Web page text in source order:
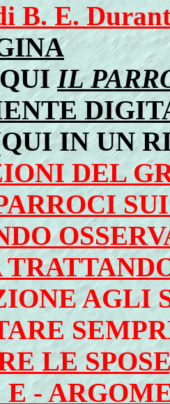
B. E.
IL
IN UN
DEL
AGLI
LE
-